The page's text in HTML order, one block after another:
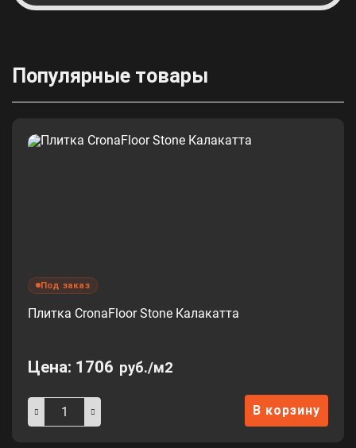
Популярные товары
Под заказ
Плитка CronaFloor Stone Калакатта
Цена: 1706 руб./м2
В корзину